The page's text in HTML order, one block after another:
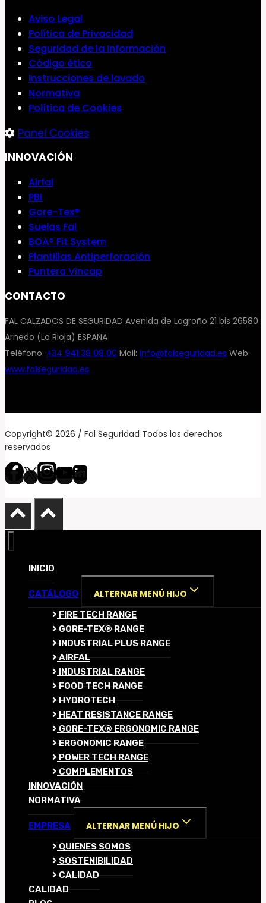
Aviso Legal
Política de Privacidad
Seguridad de la Información
Código ético
Instrucciones de lavado
Normativa
Política de Cookies
Panel Cookies
INNOVACIÓN
Airfal
PBI
Gore-Tex®
Suelas Fal
BOA® Fit System
Plantillas Antiperforación
Puntera Vincap
CONTACTO
FAL CALZADOS DE SEGURIDAD Avenida de Logroño 21 bis 26580
Arnedo (La Rioja) ESPAÑA
Teléfono: +34 941 38 08 00 Mail: info@falseguridad.es Web:
www.falseguridad.es
Copyright© 2026 / Fal Seguridad Todos los derechos
reservados
INICIO
CATÁLOGO ALTERNAR MENÚ HIJO
FIRE TECH RANGE
GORE-TEX® RANGE
INDUSTRIAL PLUS RANGE
AIRFAL
INDUSTRIAL RANGE
FOOD TECH RANGE
HYDROTECH
HEAT RESISTANCE RANGE
GORE-TEX® ERGONOMIC RANGE
ERGONOMIC RANGE
POWER TECH RANGE
COMPLEMENTOS
INNOVACIÓN
NORMATIVA
EMPRESA ALTERNAR MENÚ HIJO
QUIENES SOMOS
SOSTENIBILIDAD
CALIDAD
CALIDAD